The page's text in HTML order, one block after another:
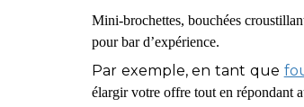
Mini-brochettes, bouchées
pour bar d’expérience.
Par exemple, en tant que
élargir votre offre tout en répondant